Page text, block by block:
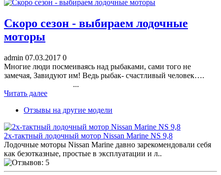
Скоро сезон - выбираем лодочные
моторы
admin 07.03.2017 0
Многие люди посмеиваясь над рыбаками, сами того не
замечая, Завидуют им! Ведь рыбак- счастливый человек….
...
Читать далее
Отзывы на другие модели
2х-тактный лодочный мотор Nissan Marine NS 9,8
Лодочные моторы Nissan Marine давно зарекомендовали себя
как безотказные, простые в эксплуатации и л..